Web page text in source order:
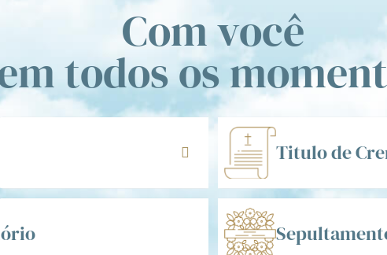
Com você
todos os
Titulo de